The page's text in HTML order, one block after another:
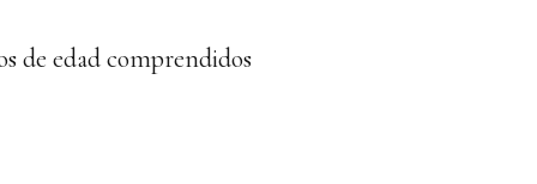
de edad comprendidos